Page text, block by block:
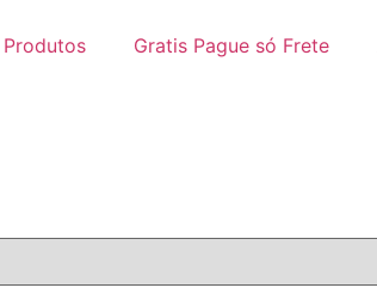
Gratis Pague só Frete